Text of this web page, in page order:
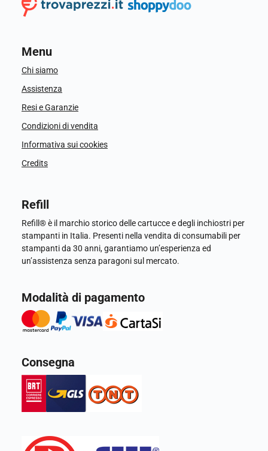
Menu
Chi siamo
Assistenza
Resi e Garanzie
Condizioni di vendita
Informativa sui cookies
Credits
Refill
Refill® è il marchio storico delle cartucce e degli inchiostri per
stampanti in Italia. Presenti nella vendita di consumabili per
stampanti da 30 anni, garantiamo un’esperienza ed
un’assistenza senza paragoni sul mercato.
Modalità di pagamento
Consegna